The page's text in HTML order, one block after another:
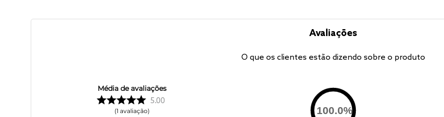
Avaliações
O que os clientes estão dizendo sobre o produto
Média de avaliações
5.00
1 avaliação 100.0%